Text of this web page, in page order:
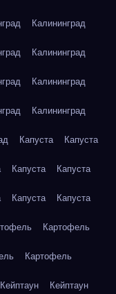
Калининград
Калининград
Калининград
Калининград
Капуста Капуста
Капуста Капуста
Капуста Капуста
Картофель
Картофель
Кейптаун Кейптаун